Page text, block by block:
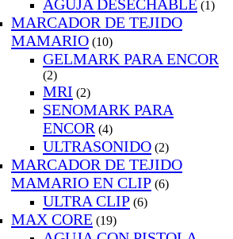
AGUJA DESECHABLE (1)
MARCADOR DE TEJIDO
MAMARIO (10)
GELMARK PARA ENCOR
(2)
MRI (2)
SENOMARK PARA
ENCOR (4)
ULTRASONIDO (2)
MARCADOR DE TEJIDO
MAMARIO EN CLIP (6)
ULTRA CLIP (6)
MAX CORE (19)